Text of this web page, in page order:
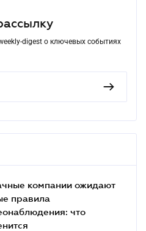
digest о ключевых событиях
компании ожидают
правила
что